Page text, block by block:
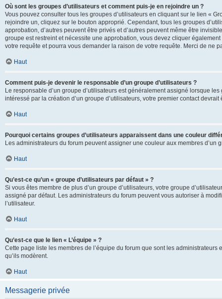
Où sont les groupes d’utilisateurs et comment puis-je en rejoindre un ?
Vous pouvez consulter tous les groupes d’utilisateurs en cliquant sur le lien «
rejoindre un, cliquez sur le bouton approprié. Cependant, tous les groupes
approbation, d’autres peuvent être privés et d’autres peuvent même être
groupe est restreint et nécessite une approbation, vous devez cliquer
votre requête et pourra vous demander la raison de votre requête. Merci de ne
Haut
Comment puis-je devenir le responsable d’un groupe d’utilisateurs ?
Le responsable d’un groupe d’utilisateurs est généralement assigné lorsque
intéressé par la création d’un groupe d’utilisateurs, votre premier contact
Haut
Pourquoi certains groupes d’utilisateurs apparaissent dans une couleur
Les administrateurs du forum peuvent assigner une couleur aux membres d’un
Haut
Qu’est-ce qu’un « groupe d’utilisateurs par défaut » ?
Si vous êtes membre de plus d’un groupe d’utilisateurs, votre groupe
assigné par défaut. Les administrateurs du forum peuvent vous autoriser à
l’utilisateur.
Haut
Qu’est-ce que le lien « L’équipe » ?
Cette page liste les membres de l’équipe du forum que sont les
qu’ils modèrent.
Haut
Messagerie privée